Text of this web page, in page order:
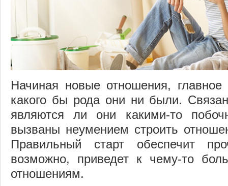
Начиная новые отношения,
какого бы рода они ни были.
являются ли они какими-то
вызваны неумением строить
Правильный старт обеспечит
возможно, приведет к чему-то
отношениям.